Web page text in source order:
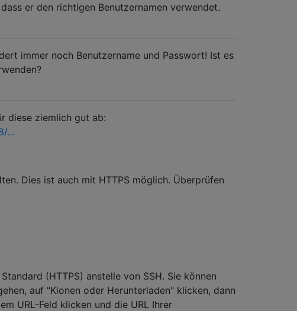
er den richtigen Benutzernamen verwendet.
immer noch Benutzername und Passwort! Ist es
diese ziemlich gut ab:
…
Dies ist auch mit HTTPS möglich. Überprüfen
(HTTPS) anstelle von SSH. Sie können
auf "Klonen oder Herunterladen" klicken, dann
URL-Feld klicken und die URL Ihrer